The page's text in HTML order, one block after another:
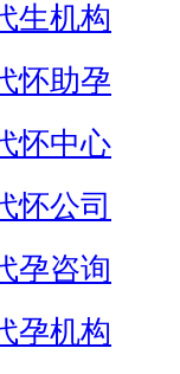
生机构
怀助孕
怀中心
怀公司
孕咨询
孕机构